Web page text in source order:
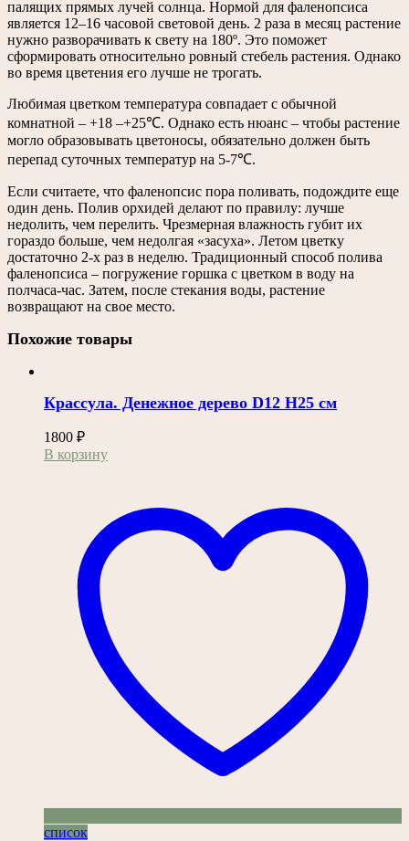
палящих прямых лучей солнца. Нормой для фаленопсиса
является 12–16 часовой световой день. 2 раза в месяц растение
нужно разворачивать к свету на 180º. Это поможет
сформировать относительно ровный стебель растения. Однако
во время цветения его лучше не трогать.
Любимая цветком температура совпадает с обычной
комнатной – +18 –+25℃. Однако есть нюанс – чтобы растение
могло образовывать цветоносы, обязательно должен быть
перепад суточных температур на 5-7℃.
Если считаете, что фаленопсис пора поливать, подождите еще
один день. Полив орхидей делают по правилу: лучше
недолить, чем перелить. Чрезмерная влажность губит их
гораздо больше, чем недолгая «засуха». Летом цветку
достаточно 2-х раз в неделю. Традиционный способ полива
фаленопсиса – погружение горшка с цветком в воду на
полчаса-час. Затем, после стекания воды, растение
возвращают на свое место.
Похожие товары
Крассула. Денежное дерево D12 H25 см
1800 ₽
В корзину
список